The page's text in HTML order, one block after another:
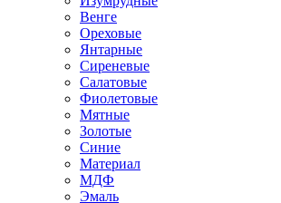
Венге
Ореховые
Янтарные
Сиреневые
Салатовые
Фиолетовые
Мятные
Золотые
Синие
Материал
МДФ
Эмаль